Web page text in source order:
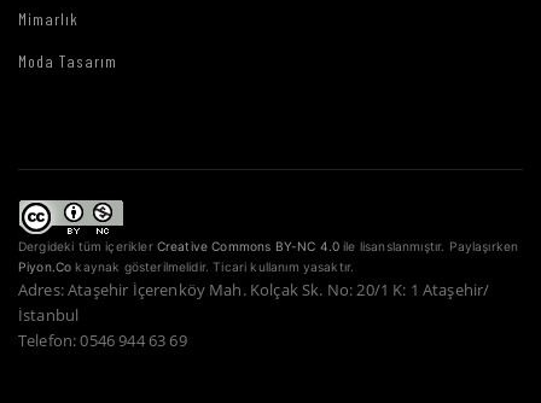
Mimarlık
Moda Tasarım
Dergideki tüm içerikler Creative Commons BY-NC 4.0 ile lisanslanmıştır. Paylaşırken
Piyon.Co kaynak gösterilmelidir. Ticari kullanım yasaktır.
Adres: Ataşehir İçerenköy Mah. Kolçak Sk. No: 20/1 K: 1 Ataşehir/
İstanbul
Telefon: 0546 944 63 69